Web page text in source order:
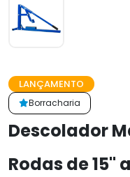
Borracharia
LANÇAMENTO
Descolador
Rodas de 15"